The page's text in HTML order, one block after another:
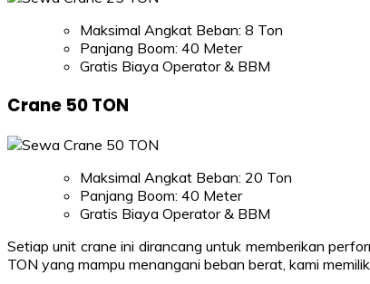
Maksimal Angkat Beban: 8 Ton
Panjang Boom: 40 Meter
Gratis Biaya Operator & BBM
Crane 50 TON
Maksimal Angkat Beban: 20 Ton
Panjang Boom: 40 Meter
Gratis Biaya Operator & BBM
Setiap unit crane ini dirancang untuk memberikan
TON yang mampu menangani beban berat, kami